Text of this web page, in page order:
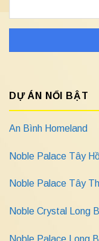
DỰ ÁN NỔI BẬT
An Bình Homeland
Noble Palace Tây
Noble Palace Tây
Noble Crystal Long
Noble Palace Long